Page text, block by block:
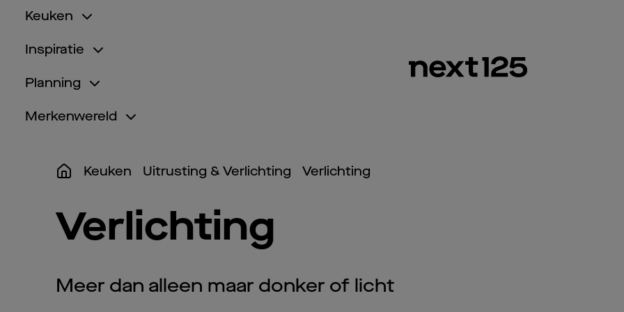
Keuken
Inspiratie
Planning
Merkenwereld
Keuken Uitrusting & Verlichting Verlichting
Verlichting
Meer dan alleen maar donker of licht